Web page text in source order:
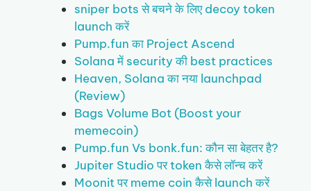
sniper bots से बचने के लिए decoy token
launch करें
Pump.fun का Project Ascend
Solana में security की best practices
Heaven, Solana का नया launchpad
(Review)
Bags Volume Bot (Boost your
memecoin)
Pump.fun Vs bonk.fun: कौन सा बेहतर है?
Jupiter Studio पर token कैसे लॉन्च करें
Moonit पर meme coin कैसे launch करें